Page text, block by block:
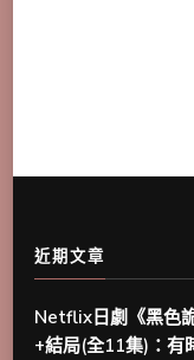
近期文章
Netflix日劇《黑色
+結局(全11集)：有